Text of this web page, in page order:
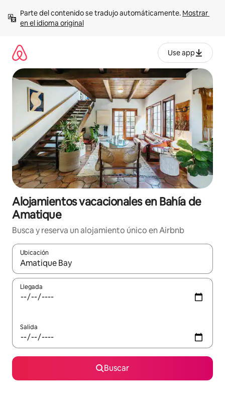
contenido
Parte del contenido se tradujo automáticamente. Mostrar
en el idioma original
Use app
Alojamientos vacacionales en Bahía de
Amatique
Busca y reserva un alojamiento único en Airbnb
Ubicación
Cuando los resultados estén disponibles, podrás navegar
Llegada
Salida
Buscar